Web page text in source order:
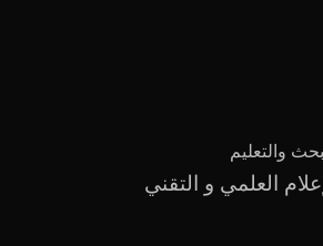
والتعليم
العلمي و التقني